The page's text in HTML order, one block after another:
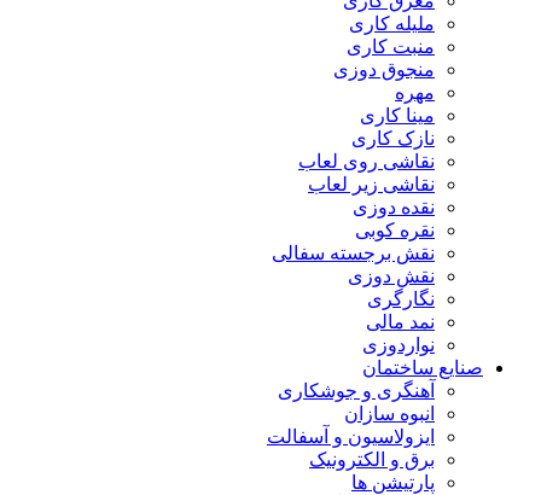
مليله کاری
منبت کاری
منجوق دوزی
مهره
مینا کاری
نازک کاری
نقاشی روی لعاب
نقاشی زیر لعاب
نقده دوزی
نقره کوبی
نقش برجسته سفالی
نقش دوزی
نگارگری
نمد مالی
نواردوزی
صنایع ساختمان
آهنگری و جوشکاری
انبوه سازان
ایزولاسیون و آسفالت
برق و الکترونیک
پارتیشن ها